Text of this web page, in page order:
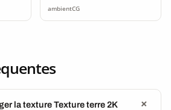
ambientCG
la texture Texture terre 2K